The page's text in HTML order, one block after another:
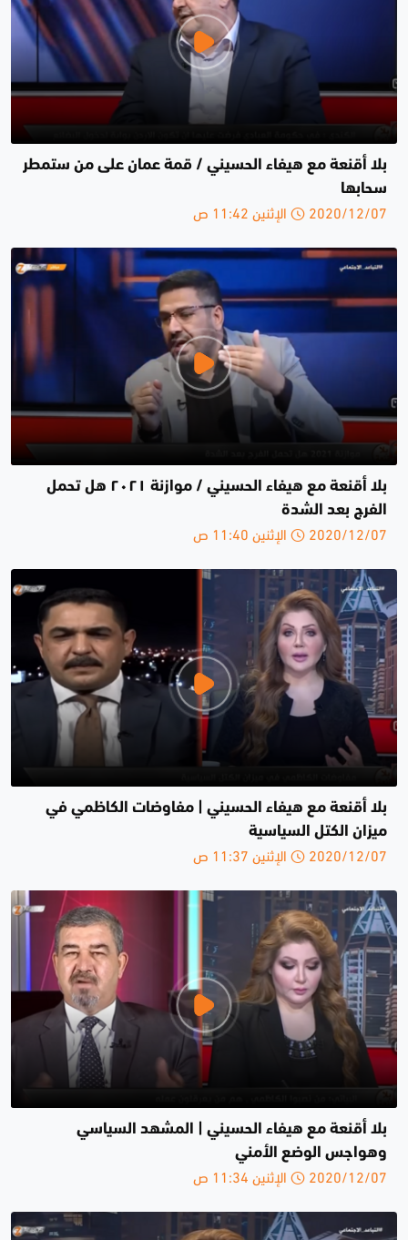
بلا أقنعة مع هيفاء الحسيني / قمة عمان على من ستمطر
سحابها
2020/12/07 الإثنين 11:42 ص
بلا أقنعة مع هيفاء الحسيني / موازنة ٢٠٢١ هل تحمل
الفرج بعد الشدة
2020/12/07 الإثنين 11:40 ص
بلا أقنعة مع هيفاء الحسيني | مفاوضات الكاظمي في
ميزان الكتل السياسية
2020/12/07 الإثنين 11:37 ص
بلا أقنعة مع هيفاء الحسيني | المشهد السياسي
وهواجس الوضع الأمني
2020/12/07 الإثنين 11:34 ص